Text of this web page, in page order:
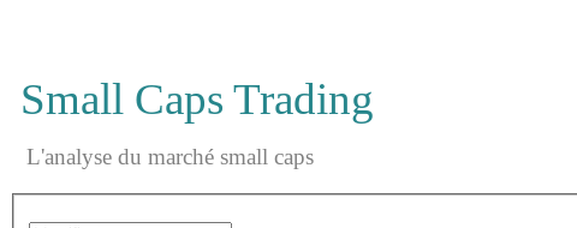
Small Caps Trading
L'analyse du marché small caps